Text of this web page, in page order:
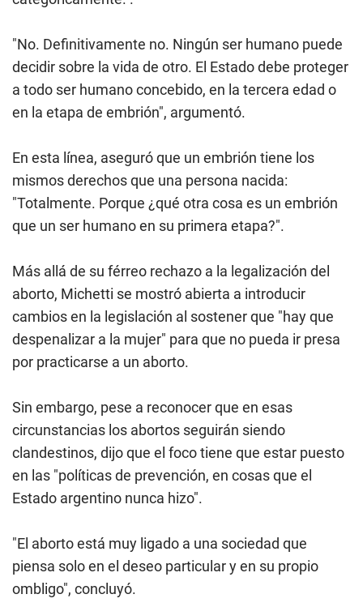
"No. Definitivamente no. Ningún ser humano puede
decidir sobre la vida de otro. El Estado debe proteger
a todo ser humano concebido, en la tercera edad o
en la etapa de embrión", argumentó.
En esta línea, aseguró que un embrión tiene los
mismos derechos que una persona nacida:
"Totalmente. Porque ¿qué otra cosa es un embrión
que un ser humano en su primera etapa?".
Más allá de su férreo rechazo a la legalización del
aborto, Michetti se mostró abierta a introducir
cambios en la legislación al sostener que "hay que
despenalizar a la mujer" para que no pueda ir presa
por practicarse a un aborto.
Sin embargo, pese a reconocer que en esas
circunstancias los abortos seguirán siendo
clandestinos, dijo que el foco tiene que estar puesto
en las "políticas de prevención, en cosas que el
Estado argentino nunca hizo".
"El aborto está muy ligado a una sociedad que
piensa solo en el deseo particular y en su propio
ombligo", concluyó.